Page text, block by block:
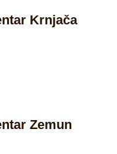
Krnjača
Zemun